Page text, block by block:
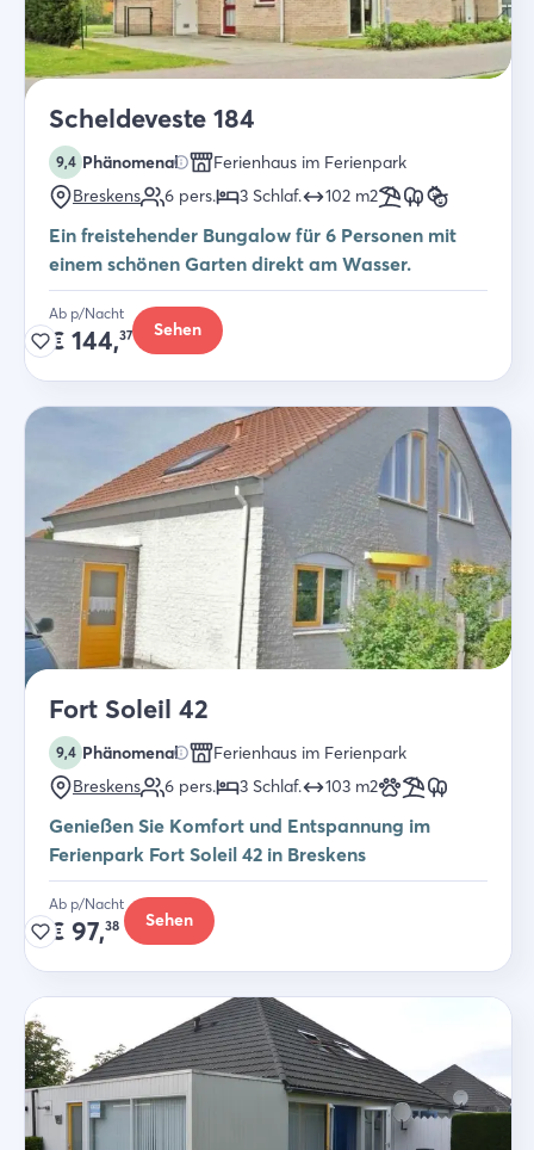
Scheldeveste 184
9,4 Phänomenal
Ferienhaus im Ferienpark
Breskens
6 pers. 3 Schlaf. 102 m2
Ein freistehender Bungalow für 6 Personen mit
einem schönen Garten direkt am Wasser.
Ab p/Nacht
€ 144,37 Sehen
Fort Soleil 42
9,4 Phänomenal
Ferienhaus im Ferienpark
Breskens
6 pers. 3 Schlaf. 103 m2
Genießen Sie Komfort und Entspannung im
Ferienpark Fort Soleil 42 in Breskens
Ab p/Nacht
€ 97,38 Sehen